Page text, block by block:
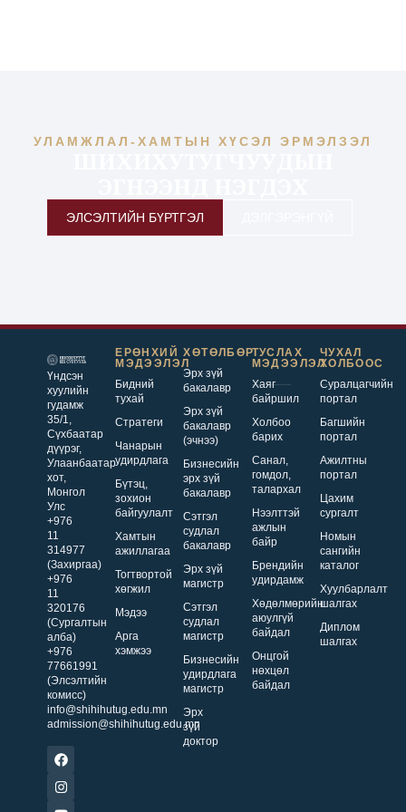
УЛАМЖЛАЛ-ХАМТЫН ХҮСЭЛ ЭРМЭЛЗЭЛ
ЭЛСЭЛТИЙН БҮРТГЭЛ
Үндсэн
хуулийн
гудамж
35/1,
Сүхбаатар
дүүрэг,
Улаанбаатар
хот,
Монгол
Улс
+976
11
314977
(Захиргаа)
+976
11
320176
(Сургалтын
алба)
+976
77661991
(Элсэлтийн
комисс)
info@shihihutug.edu.mn
admission@shihihutug.edu.mn
ЕРӨНХИЙ
МЭДЭЭЛЭЛ
Бидний
тухай
Стратеги
Чанарын
удирдлага
Бүтэц,
зохион
байгуулалт
Хамтын
ажиллагаа
Тогтвортой
хөгжил
Мэдээ
Арга
хэмжээ
ХӨТӨЛБӨР
Эрх зүй
бакалавр
Эрх зүй
бакалавр
(эчнээ)
Бизнесийн
эрх зүй
бакалавр
Сэтгэл
судлал
бакалавр
Эрх зүй
магистр
Сэтгэл
судлал
магистр
Бизнесийн
удирдлага
магистр
Эрх
зүй
доктор
ТУСЛАХ
МЭДЭЭЛЭЛ
Хаяг
байршил
Холбоо
барих
Санал,
гомдол,
талархал
Нээлттэй
ажлын
байр
Брендийн
удирдамж
Хөдөлмөрийн
аюулгүй
байдал
Онцгой
нөхцөл
байдал
ЧУХАЛ
ХОЛБООС
Суралцагчийн
портал
Багшийн
портал
Ажилтны
портал
Цахим
сургалт
Номын
сангийн
каталог
Хуулбарлалт
шалгах
Диплом
шалгах